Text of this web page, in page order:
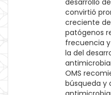
desarrollo
convirtió
creciente
patógenos
frecuencia
la del
OMS
búsqueda y